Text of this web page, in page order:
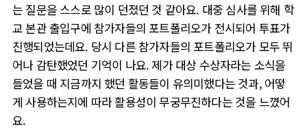
는 질문을 스스로 많이 던졌던 것 같아요. 대중 심사를 위해 학
교 본관 출입구에 참가자들의 포트폴리오가 전시되어 투표가
진행되었는데요. 당시 다른 참가자들의 포트폴리오가 모두 뛰
어나 감탄했었던 기억이 나요. 제가 대상 수상자라는 소식을
들었을 때 지금까지 했던 활동들이 유의미했다는 것과, 어떻
게 사용하는지에 따라 활용성이 무궁무진하다는 것을 느꼈어
요.